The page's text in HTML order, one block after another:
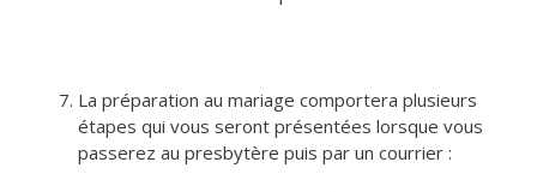
La préparation au mariage comportera plusieurs
étapes qui vous seront présentées lorsque vous
passerez au presbytère puis par un courrier :